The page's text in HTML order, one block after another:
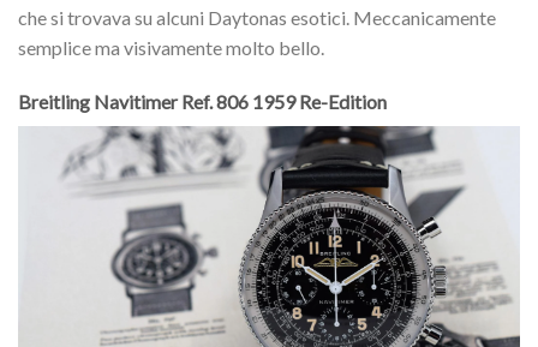
che si trovava su alcuni Daytonas esotici. Meccanicamente
semplice ma visivamente molto bello.
Breitling Navitimer Ref. 806 1959 Re-Edition